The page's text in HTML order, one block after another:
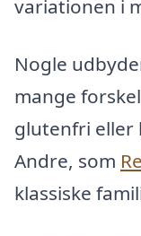
variationen i
Nogle
mange
glutenfri eller
Andre, som
klassiske